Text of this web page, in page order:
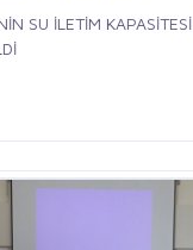
SU İLETİM KAPASİTESİ